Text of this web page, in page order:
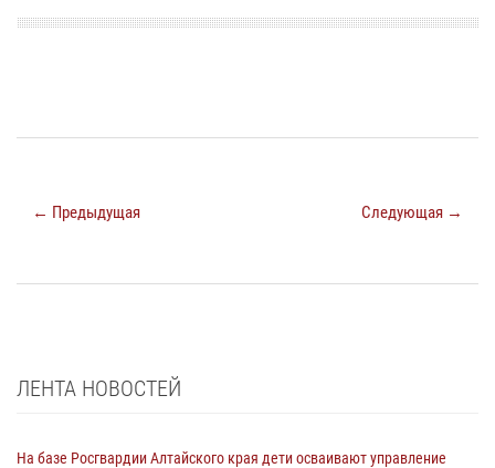
← Предыдущая Следующая →
ЛЕНТА НОВОСТЕЙ
На базе Росгвардии Алтайского края дети осваивают управление